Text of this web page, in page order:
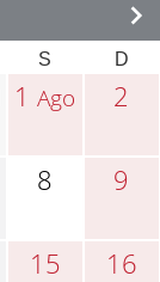
S D
1Ago 2
8 9
15 16